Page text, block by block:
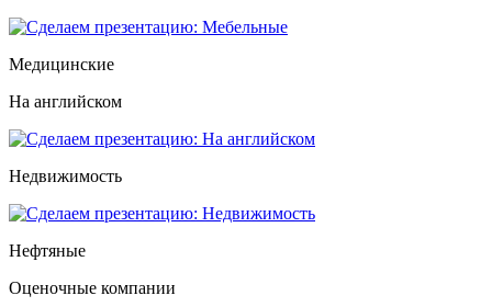
Медицинские
На английском
Недвижимость
Нефтяные
Оценочные компании